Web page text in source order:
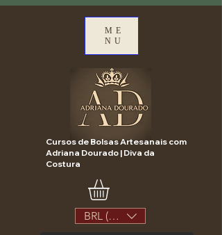
ME
NU
Cursos de Bolsas Artesanais com
Adriana Dourado | Diva da
Costura
BRL (R$)